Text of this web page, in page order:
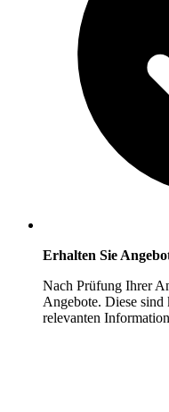
Erhalten Sie
Nach Prüfung Ihrer
Angebote. Diese sind
relevanten